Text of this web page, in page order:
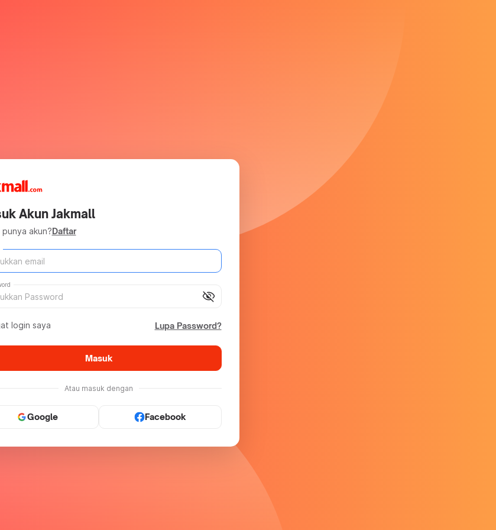
Akun Jakmall
punya akun?Daftar
visibility_off
login saya Lupa Password?
Masuk
Atau masuk dengan
Google Facebook